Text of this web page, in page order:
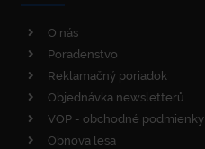
O nás
Poradenstvo
Reklamačný poriadok
Objednávka newsletterů
VOP - obchodné podmienky
Obnova lesa